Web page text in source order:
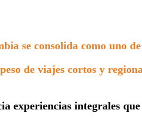
se consolida como uno
de viajes cortos y
experiencias integrales